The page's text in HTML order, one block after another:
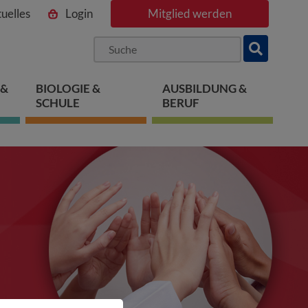
Login Mitglied werden
BIOLOGIE &
SCHULE
AUSBILDUNG &
BERUF